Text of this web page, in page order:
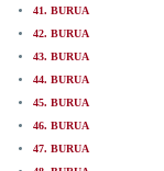
41. BURUA
42. BURUA
43. BURUA
44. BURUA
45. BURUA
46. BURUA
47. BURUA